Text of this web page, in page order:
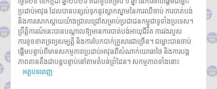
ប្រដាប់អាវុធ ដែលបានបន្សល់ទុកនូវស្លាកស្នាមនៃការឈឺចាប់ ការបាត់បង់
និងការសោកស្តាយយ៉ាងជ្រាលជ្រៅសម្រាប់ប្រជាជនកម្ពុជាទូទាំងប្រទេស។
ព្រឹត្តិការណ៍នេះបានបណ្តាលឱ្យមានការបាត់បង់អាយុជីវិត ការរងរបួស
ការខូចខាតទ្រព្យសម្បត្តិ និងការបែកបាក់គ្រួសារជាច្រើន។ ជម្លោះបានចាប់
ផ្តើមបន្ទាប់ពីមានសកម្មភាពប្រដាប់អាវុធពីសំណាក់យោធាថៃ និងការបង្ក
ភាពតានតឹងជាបន្តបន្ទាប់នៅតាមតំបន់ព្រំដែន។ សកម្មភាពទាំងនោះ
អត្ថបទពេញ